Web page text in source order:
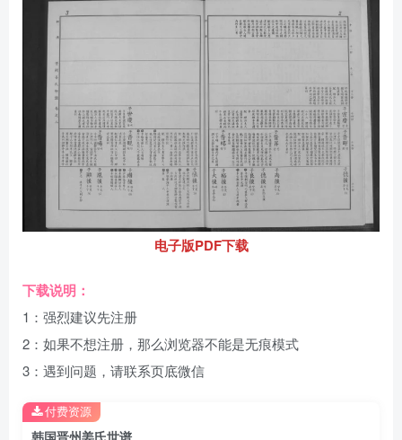
电子版PDF下载
下载说明：
1：强烈建议先注册
2：如果不想注册，那么浏览器不能是无痕模式
3：遇到问题，请联系页底微信
韩国晋州姜氏世谱
付费资源